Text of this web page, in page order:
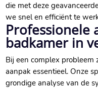
die met deze
we snel en efficiënt te
Professionele
badkamer in
Bij een complex probleem
aanpak essentieel. Onze
grondige analyse van de